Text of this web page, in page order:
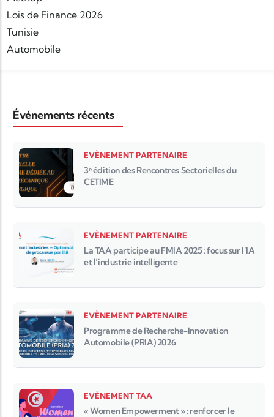
Lois de Finance 2026
Tunisie
Automobile
Événements récents
EVÈNEMENT PARTENAIRE
3ᵉ édition des Rencontres Sectorielles du
CETIME
EVÈNEMENT PARTENAIRE
La TAA participe au FMIA 2025 : focus sur l’IA
et l’industrie intelligente
EVÈNEMENT PARTENAIRE
Programme de Recherche-Innovation
Automobile (PRIA) 2026
EVÈNEMENT TAA
« Women Empowerment » : renforcer le